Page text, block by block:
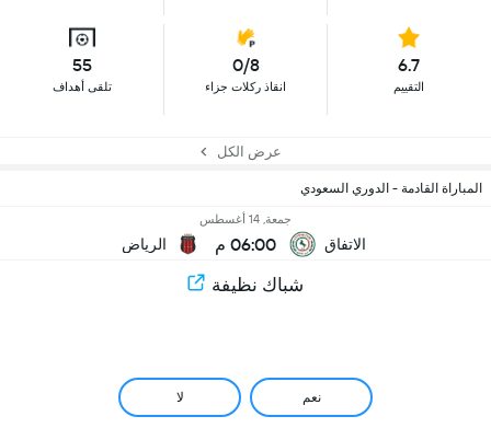
6.7
التقييم
0/8
انقاذ ركلات جزاء
55
تلقى أهداف
عرض الكل
المباراة القادمة - الدوري السعودي
الاتفاق
جمعة, 14 أغسطس
06:00 م الرياض
شباك نظيفة
نعم لا